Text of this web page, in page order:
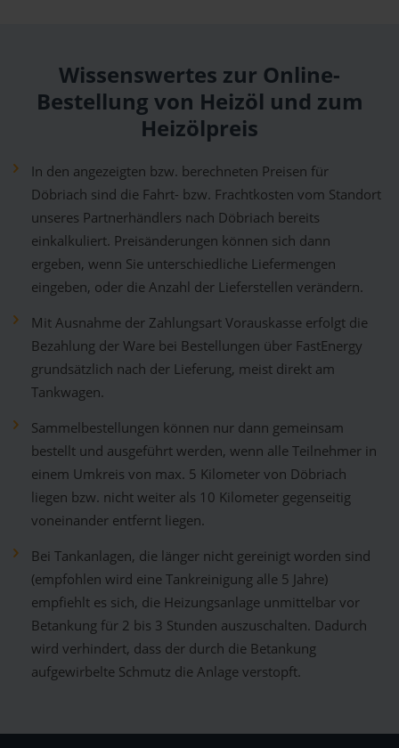
Wissenswertes zur Online-
Bestellung von Heizöl und zum
Heizölpreis
In den angezeigten bzw. berechneten Preisen für
Döbriach sind die Fahrt- bzw. Frachtkosten vom Standort
unseres Partnerhändlers nach Döbriach bereits
einkalkuliert. Preisänderungen können sich dann
ergeben, wenn Sie unterschiedliche Liefermengen
eingeben, oder die Anzahl der Lieferstellen verändern.
Mit Ausnahme der Zahlungsart Vorauskasse erfolgt die
Bezahlung der Ware bei Bestellungen über FastEnergy
grundsätzlich nach der Lieferung, meist direkt am
Tankwagen.
Sammelbestellungen können nur dann gemeinsam
bestellt und ausgeführt werden, wenn alle Teilnehmer in
einem Umkreis von max. 5 Kilometer von Döbriach
liegen bzw. nicht weiter als 10 Kilometer gegenseitig
voneinander entfernt liegen.
Bei Tankanlagen, die länger nicht gereinigt worden sind
(empfohlen wird eine Tankreinigung alle 5 Jahre)
empfiehlt es sich, die Heizungsanlage unmittelbar vor
Betankung für 2 bis 3 Stunden auszuschalten. Dadurch
wird verhindert, dass der durch die Betankung
aufgewirbelte Schmutz die Anlage verstopft.